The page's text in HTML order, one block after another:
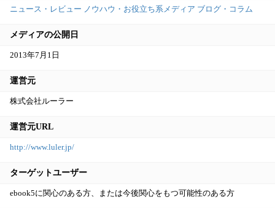
ニュース・レビュー ノウハウ・お役立ち系メディア ブログ・コラム
メディアの公開日
2013年7月1日
運営元
株式会社ルーラー
運営元URL
http://www.luler.jp/
ターゲットユーザー
ebook5に関心のある方、または今後関心をもつ可能性のある方